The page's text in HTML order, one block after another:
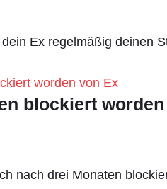
Ex regelmäßig
blockiert
nach drei Monaten